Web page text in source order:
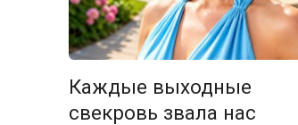
Каждые выходные
свекровь звала нас